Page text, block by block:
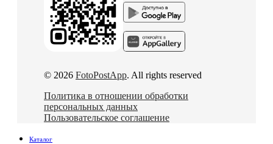
© 2026 FotoPostApp. All rights reserved
Политика в отношении обработки
персональных данных
Пользовательское соглашение
Каталог